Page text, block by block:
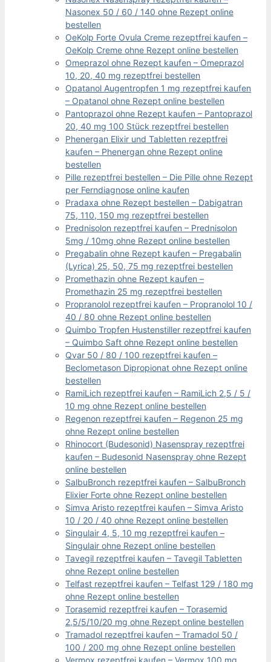
Nasonex 50 / 60 / 140 ohne Rezept online
bestellen
OeKolp Forte Ovula Creme rezeptfrei kaufen –
OeKolp Creme ohne Rezept online bestellen
Omeprazol ohne Rezept kaufen – Omeprazol
10, 20, 40 mg rezeptfrei bestellen
Opatanol Augentropfen 1 mg rezeptfrei kaufen
– Opatanol ohne Rezept online bestellen
Pantoprazol ohne Rezept kaufen – Pantoprazol
20, 40 mg 100 Stück rezeptfrei bestellen
Phenergan Elixir und Tabletten rezeptfrei
kaufen – Phenergan ohne Rezept online
bestellen
Pille rezeptfrei bestellen – Die Pille ohne Rezept
per Ferndiagnose online kaufen
Pradaxa ohne Rezept bestellen – Dabigatran
75, 110, 150 mg rezeptfrei bestellen
Prednisolon rezeptfrei kaufen – Prednisolon
5mg / 10mg ohne Rezept online bestellen
Pregabalin ohne Rezept kaufen – Pregabalin
(Lyrica) 25, 50, 75 mg rezeptfrei bestellen
Promethazin ohne Rezept kaufen –
Promethazin 25 mg rezeptfrei bestellen
Propranolol rezeptfrei kaufen – Propranolol 10 /
40 / 80 ohne Rezept online bestellen
Quimbo Tropfen Hustenstiller rezeptfrei kaufen
– Quimbo Saft ohne Rezept online bestellen
Qvar 50 / 80 / 100 rezeptfrei kaufen –
Beclometason Dipropionat ohne Rezept online
bestellen
RamiLich rezeptfrei kaufen – RamiLich 2,5 / 5 /
10 mg ohne Rezept online bestellen
Regenon rezeptfrei kaufen – Regenon 25 mg
ohne Rezept online bestellen
Rhinocort (Budesonid) Nasenspray rezeptfrei
kaufen – Budesonid Nasenspray ohne Rezept
online bestellen
SalbuBronch rezeptfrei kaufen – SalbuBronch
Elixier Forte ohne Rezept online bestellen
Simva Aristo rezeptfrei kaufen – Simva Aristo
10 / 20 / 40 ohne Rezept online bestellen
Singulair 4, 5, 10 mg rezeptfrei kaufen –
Singulair ohne Rezept online bestellen
Tavegil rezeptfrei kaufen – Tavegil Tabletten
ohne Rezept online bestellen
Telfast rezeptfrei kaufen – Telfast 129 / 180 mg
ohne Rezept online bestellen
Torasemid rezeptfrei kaufen – Torasemid
2,5/5/10/20 mg ohne Rezept online bestellen
Tramadol rezeptfrei kaufen – Tramadol 50 /
100 / 200 mg ohne Rezept online bestellen
Vermox rezeptfrei kaufen – Vermox 100 mg